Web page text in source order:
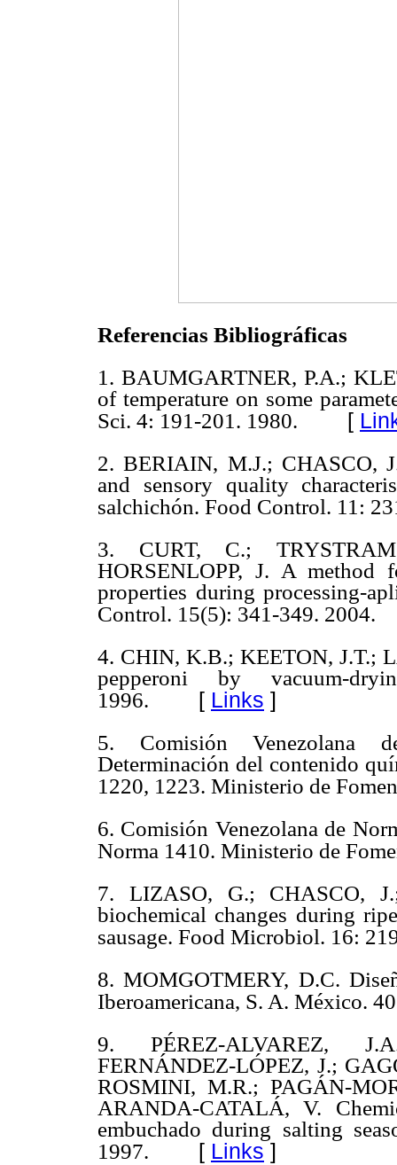
Referencias Bibliográficas
1. BAUMGARTNER, P.A.;
of temperature on some
Sci. 4: 191-201. 1980. [
2. BERIAIN, M.J.; CHASCO,
and sensory quality
salchichón. Food Control. 11:
3. CURT, C.;
HORSENLOPP, J. A
properties during processing-
Control. 15(5): 341-349. 2004.
4. CHIN, K.B.; KEETON, J.T.;
pepperoni by vacuum-
1996. [ Links ]
5. Comisión Venezolana
Determinación del contenido
1220, 1223. Ministerio de
6. Comisión Venezolana de
Norma 1410. Ministerio de
7. LIZASO, G.; CHASCO,
biochemical changes during
sausage. Food Microbiol. 16:
8. MOMGOTMERY, D.C.
Iberoamericana, S. A. México.
9. PÉREZ-ALVAREZ,
FERNÁNDEZ-LÓPEZ, J.;
ROSMINI, M.R.; PAGÁN-
ARANDA-CATALÁ, V.
embuchado during salting
1997. [ Links ]